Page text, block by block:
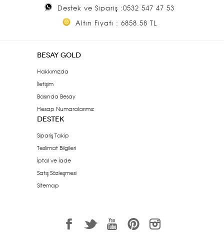
Destek ve Sipariş :0532 547 47 53
Altın Fiyatı : 6858.58 TL
BESAY GOLD
Hakkımızda
İletişim
Basında Besay
Hesap Numaralarımız
DESTEK
Sipariş Takip
Teslimat Bilgileri
İptal ve İade
Satış Sözleşmesi
Sitemap